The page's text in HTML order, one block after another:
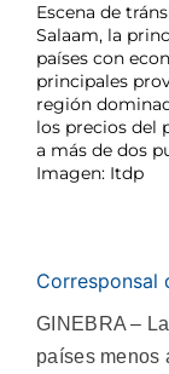
Escena de
Salaam, la
países con
principales
región
los precios del
a más de dos
Imagen: Itdp
Corresponsal
GINEBRA –
países menos